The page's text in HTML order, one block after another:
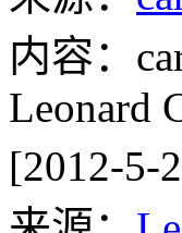
内容：
Leonard
[2012-5-